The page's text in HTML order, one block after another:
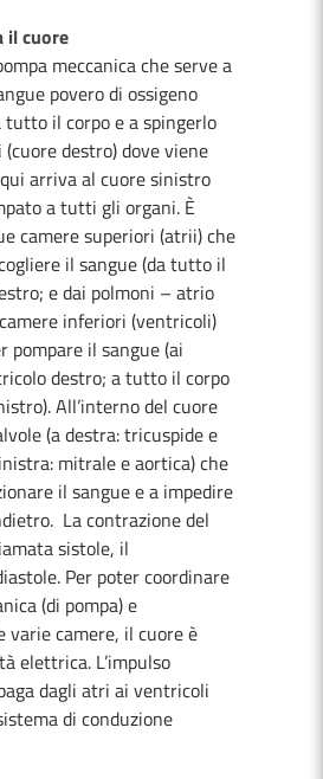
il cuore
meccanica che serve a
povero di ossigeno
il corpo e a spingerlo
destro) dove viene
arriva al cuore sinistro
a tutti gli organi. È
camere superiori (atrii) che
il sangue (da tutto il
e dai polmoni – atrio
inferiori (ventricoli)
pompare il sangue (ai
destro; a tutto il corpo
All’interno del cuore
(a destra: tricuspide e
mitrale e aortica) che
il sangue e a impedire
La contrazione del
sistole, il
Per poter coordinare
(di pompa) e
varie camere, il cuore è
elettrica. L’impulso
dagli atri ai ventricoli
di conduzione